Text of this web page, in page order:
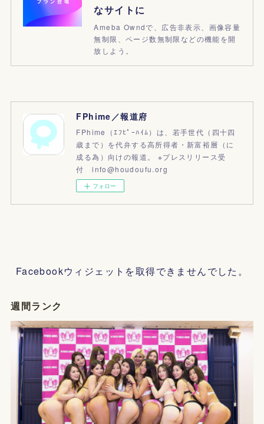
なサイトに
Ameba Owndで、広告非表示、画像容量
無制限、ページ数無制限などの機能を開
放しよう。
FPhime／報道府
FPhime（ｴﾌﾋﾟｰﾊｲﾑ）は、若手世代（四十四
歳まで）を代弁する高所得者・新富裕層（に
成る為）向けの報道。 ※プレスリリース受
付 info@houdoufu.org
フォロー
Facebookウィジェットを取得できませんでした。
週間ランク